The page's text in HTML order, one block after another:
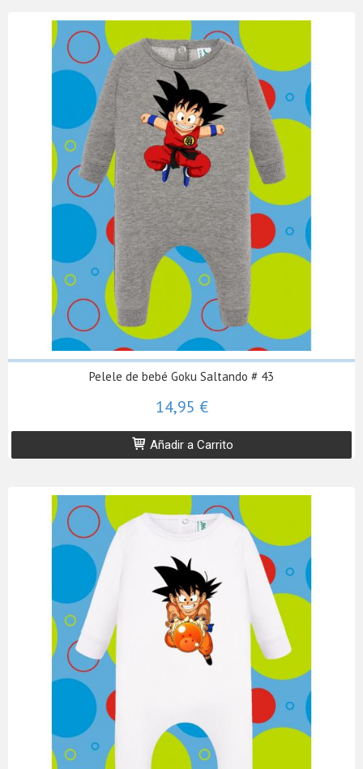
Pelele de bebé Goku Saltando # 43
14,95 €
Añadir a Carrito